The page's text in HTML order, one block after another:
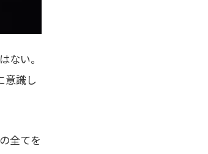
ない。
意識し
全てを